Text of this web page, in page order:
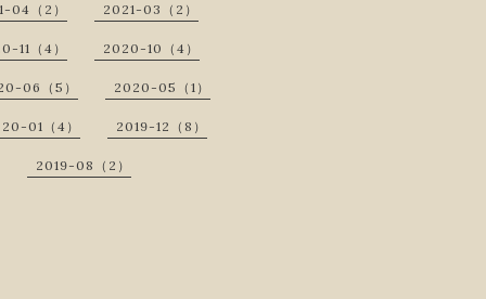
04（2） 2021-03（2）
11（4） 2020-10（4）
06（5） 2020-05（1）
01（4） 2019-12（8）
2019-08（2）